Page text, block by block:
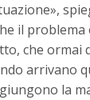
il problema
che ormai
arrivano
la